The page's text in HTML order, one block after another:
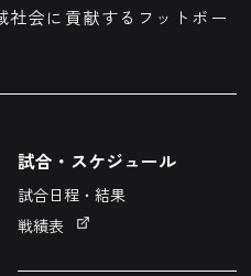
社会に貢献するフットボー
試合・スケジュール
試合日程・結果
戦績表